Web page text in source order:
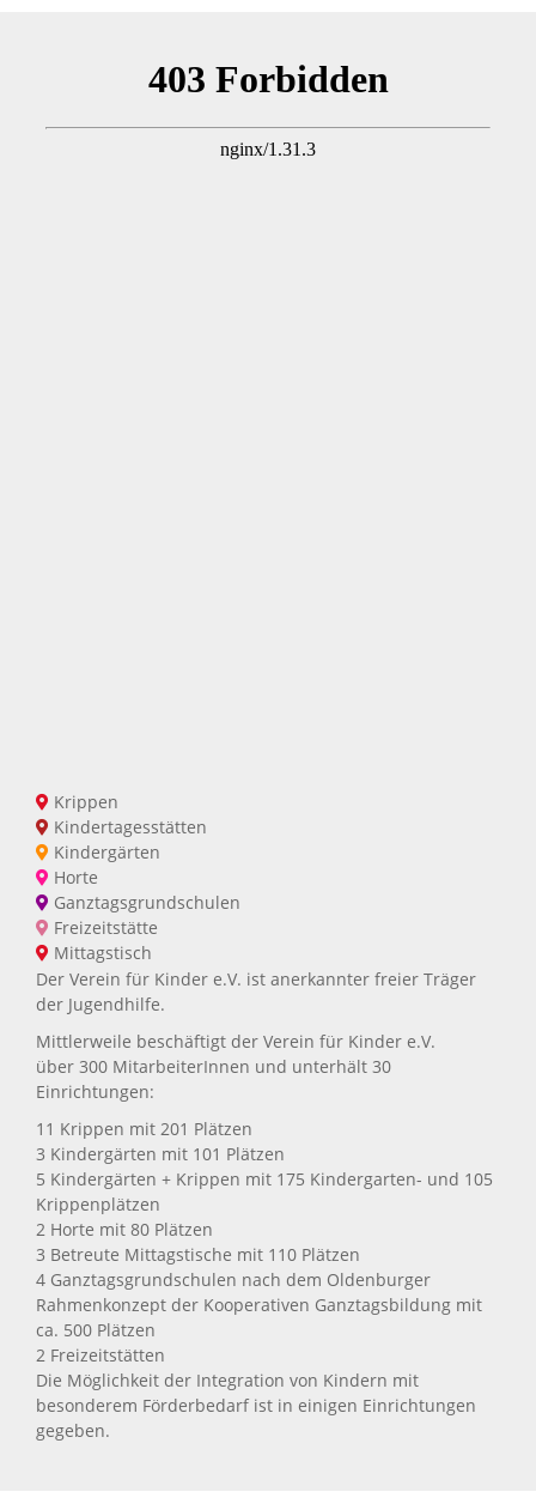
Krippen
Kindertagesstätten
Kindergärten
Horte
Ganztagsgrundschulen
Freizeitstätte
Mittagstisch
Der Verein für Kinder e.V. ist anerkannter freier Träger
der Jugendhilfe.
Mittlerweile beschäftigt der Verein für Kinder e.V.
über 300 MitarbeiterInnen und unterhält 30
Einrichtungen:
11 Krippen mit 201 Plätzen
3 Kindergärten mit 101 Plätzen
5 Kindergärten + Krippen mit 175 Kindergarten- und 105
Krippenplätzen
2 Horte mit 80 Plätzen
3 Betreute Mittagstische mit 110 Plätzen
4 Ganztagsgrundschulen nach dem Oldenburger
Rahmenkonzept der Kooperativen Ganztagsbildung mit
ca. 500 Plätzen
2 Freizeitstätten
Die Möglichkeit der Integration von Kindern mit
besonderem Förderbedarf ist in einigen Einrichtungen
gegeben.